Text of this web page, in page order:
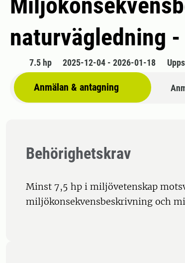
naturvägledning
7.5 hp 2025-12-04 - 2026-01-18
Anmälan & antagning
Behörighetskrav
Minst 7,5 hp i miljövetenskap
miljökonsekvensbeskrivning och